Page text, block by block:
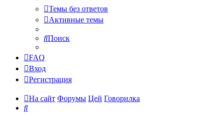
Темы без ответов
Активные темы
Поиск
FAQ
Вход
Регистрация
На сайт Форумы Цей Говорилка
Поиск